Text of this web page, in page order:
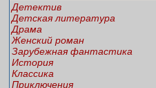
Детектив
Детская литература
Драма
Женский роман
Зарубежная фантастика
История
Классика
Приключения